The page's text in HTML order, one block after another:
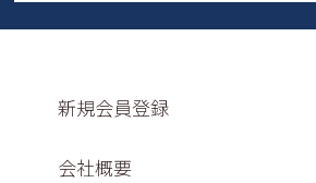
新規会員登録
会社概要